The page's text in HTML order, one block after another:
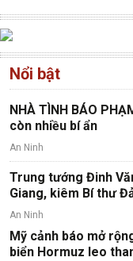
Nổi bật
NHÀ TÌNH BÁO
còn nhiều bí ẩn
An Ninh
Trung tướng Đinh
Giang, kiêm Bí thư
An Ninh
Mỹ cảnh báo mở
biển Hormuz leo